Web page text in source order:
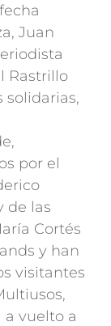
Juan
Rastrillo
solidarias,
por el
de las
Cortés
y han
visitantes
vuelto a